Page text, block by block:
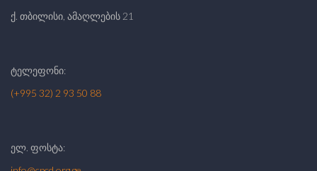
ქ. თბილისი, ამაღლების 21
ტელეფონი:
(+995 32) 2 93 50 88
ელ. ფოსტა: